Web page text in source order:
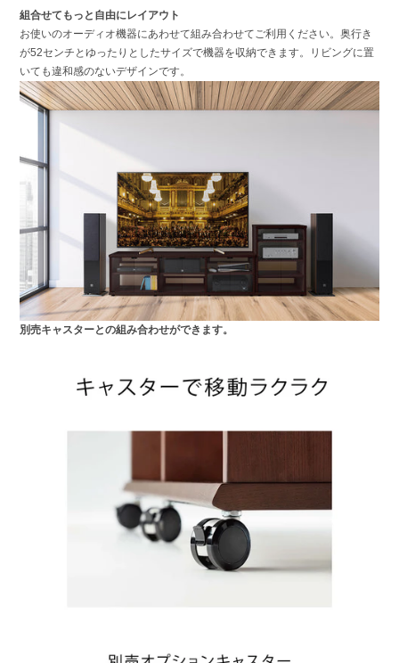
組合せてもっと自由にレイアウト
お使いのオーディオ機器にあわせて組み合わせてご利用ください。奥行き
が52センチとゆったりとしたサイズで機器を収納できます。リビングに置
いても違和感のないデザインです。
別売キャスターとの組み合わせができます。